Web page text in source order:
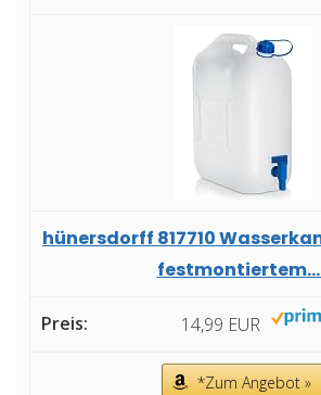
hünersdorff 817710
14,99 EUR
*Zum Angebot »